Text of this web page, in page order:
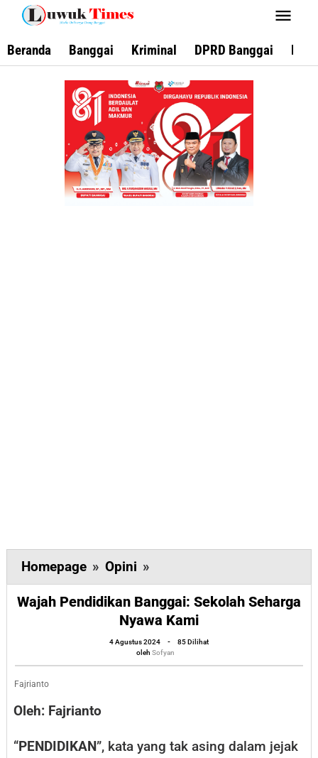
Lewati
konten
Beranda Banggai Kriminal DPRD Banggai
Homepage » Opini »
Pendidikan
Banggai:
Sekolah
Seharga
Nyawa
Wajah Pendidikan Banggai: Sekolah Seharga
Nyawa Kami
4 Agustus 2024
oleh
Sofyan
-
85 Dilihat
oleh Sofyan
Fajrianto
Oleh: Fajrianto
“PENDIDIKAN”, kata yang tak asing dalam jejak